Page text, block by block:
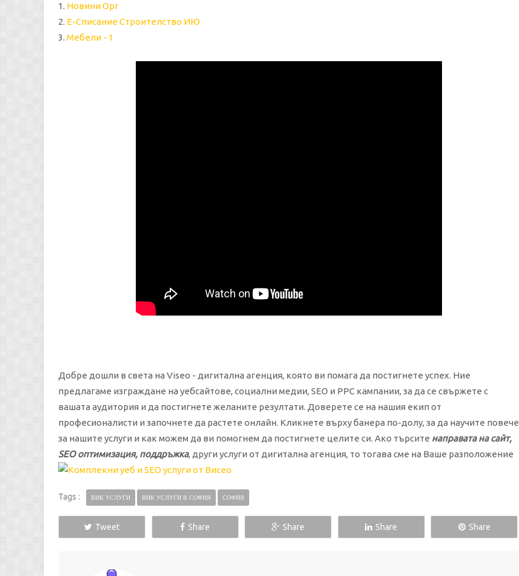
1. Новини Орг
2. Е-Списание Строителство ИЮ
3. Мебели - 1
Добре дошли в света на Viseo - дигитална агенция, която ви помага да постигнете успех. Ние
предлагаме изграждане на уебсайтове, социални медии, SEO и PPC кампании, за да се свържете с
вашата аудитория и да постигнете желаните резултати. Доверете се на нашия екип от
професионалисти и започнете да растете онлайн. Кликнете върху банера по-долу, за да научите повече
за нашите услуги и как можем да ви помогнем да постигнете целите си. Ако търсите направата на сайт,
SEO оптимизация, поддръжка, други услуги от дигитална агенция, то тогава сме на Ваше разположение
Tags : ВИК УСЛУГИ ВИК УСЛУГИ В СОФИЯ СОФИЯ
Tweet Share Share Share Share